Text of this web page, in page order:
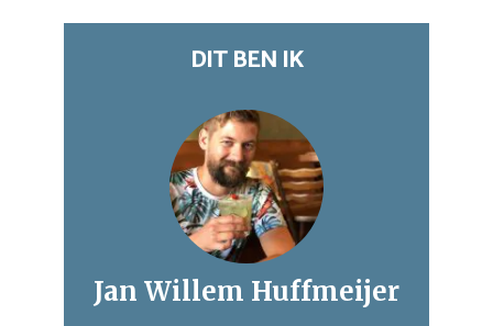
DIT BEN IK
Jan Willem Huffmeijer